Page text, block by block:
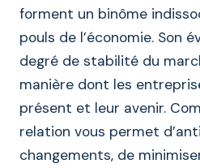
forment un binôme
pouls de l’économie. Son
degré de stabilité du
manière dont les
présent et leur avenir.
relation vous permet
changements, de